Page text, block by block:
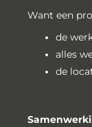
Want een
de
alles
de